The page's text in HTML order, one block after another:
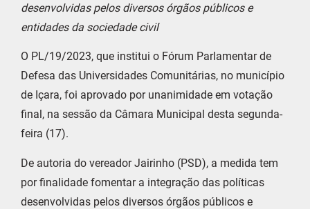
desenvolvidas pelos diversos órgãos públicos e
entidades da sociedade civil
O PL/19/2023, que institui o Fórum Parlamentar de
Defesa das Universidades Comunitárias, no município
de Içara, foi aprovado por unanimidade em votação
final, na sessão da Câmara Municipal desta segunda-
feira (17).
De autoria do vereador Jairinho (PSD), a medida tem
por finalidade fomentar a integração das políticas
desenvolvidas pelos diversos órgãos públicos e